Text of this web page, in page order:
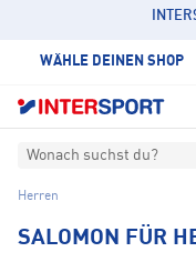
WÄHLE DEINEN SHOP
Wonach suchst du?
Herren
SALOMON FÜR